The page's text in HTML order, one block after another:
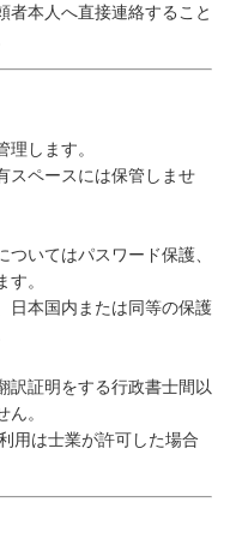
者本人へ直接連絡すること
します。
スペースには保管しませ
いてはパスワード保護、
。
本国内または同等の保護
証明をする行政書士間以
。
用は士業が許可した場合